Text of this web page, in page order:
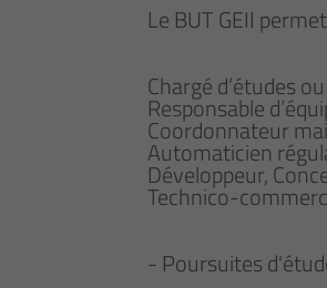
Le BUT GEII
Chargé d’études
Responsable
Coordonnateur
Automaticien
Développeur,
Technico-
- Poursuites